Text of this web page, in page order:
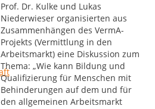
Prof. Dr. Kulke und Lukas
Niederwieser organisierten aus
Zusammenhängen des VermA-
Projekts (Vermittlung in den
Arbeitsmarkt) eine Diskussion zum
Thema: „Wie kann Bildung und
Qualifizierung für Menschen mit
Behinderungen auf dem und für
den allgemeinen Arbeitsmarkt